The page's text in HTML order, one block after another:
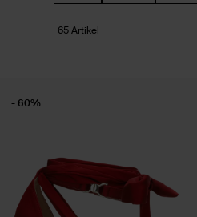
65 Artikel
- 60%